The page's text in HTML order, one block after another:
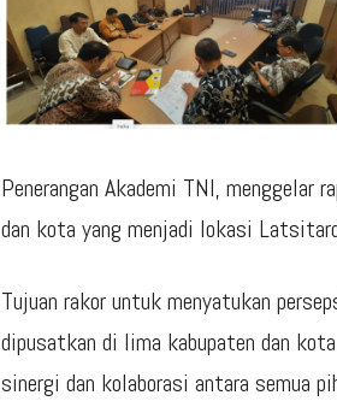
Penerangan Akademi TNI, menggelar
dan kota yang menjadi lokasi
Tujuan rakor untuk menyatukan
dipusatkan di lima kabupaten dan
sinergi dan kolaborasi antara semua